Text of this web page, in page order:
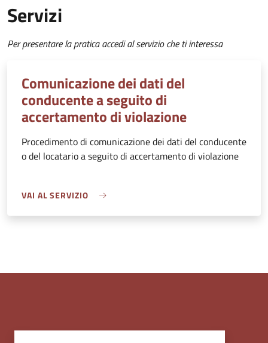
Servizi
Per presentare la pratica accedi al servizio che ti interessa
Comunicazione dei dati del
conducente a seguito di
accertamento di violazione
Procedimento di comunicazione dei dati del conducente
o del locatario a seguito di accertamento di violazione
VAI AL SERVIZIO